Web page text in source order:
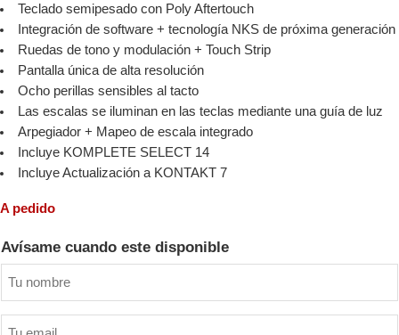
Teclado semipesado con Poly Aftertouch
Integración de software + tecnología NKS de próxima generación
Ruedas de tono y modulación + Touch Strip
Pantalla única de alta resolución
Ocho perillas sensibles al tacto
Las escalas se iluminan en las teclas mediante una guía de luz
Arpegiador + Mapeo de escala integrado
Incluye KOMPLETE SELECT 14
Incluye Actualización a KONTAKT 7
A pedido
Avísame cuando este disponible